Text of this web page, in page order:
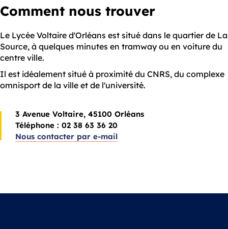
Comment nous trouver
Le Lycée Voltaire d'Orléans est situé dans le quartier de La
Source, à quelques minutes en tramway ou en voiture du
centre ville.
Il est idéalement situé à proximité du CNRS, du complexe
omnisport de la ville et de l'université.
3 Avenue Voltaire, 45100 Orléans
Téléphone : 02 38 63 36 20
Nous contacter par e-mail